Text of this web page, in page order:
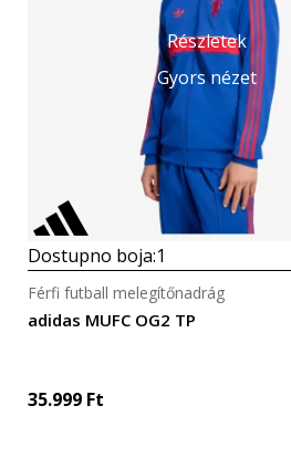
Részletek
Gyors nézet
Dostupno boja:1
adidas MUFC OG2 TP
Férfi futball melegítőnadrág
35.999 Ft